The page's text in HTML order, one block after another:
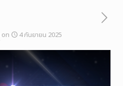
on 4 กันยายน 2025